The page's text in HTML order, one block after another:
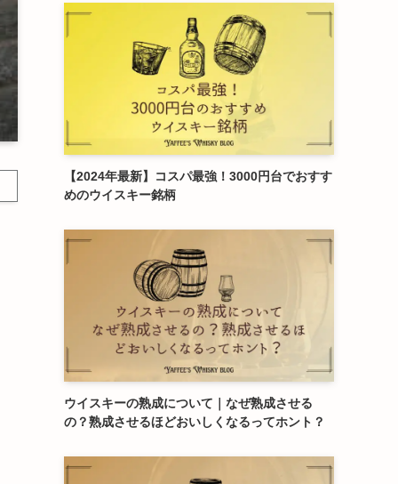
【2024年最新】コスパ最強！3000円台でおすす
めのウイスキー銘柄
ウイスキーの熟成について｜なぜ熟成させる
の？熟成させるほどおいしくなるってホント？